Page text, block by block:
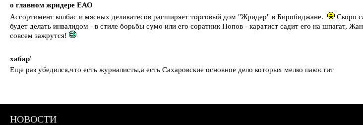
о главном жридере ЕАО
Ассортимент колбас и мясных деликатесов расширяет торговый дом "Жридер" в Биробиджане.
Скоро
будет делать инвалидом - в стиле борьбы сумо или его соратник Попов - каратист садит его на шпагат,
совсем зажрутся!
хабар'
Еще раз убедился,что есть журналисты,а есть Сахаровские основное дело которых мелко пакостит
НОВОСТИ